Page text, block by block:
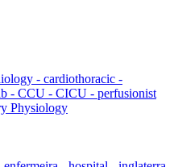
- cardiothoracic -
- CCU - CICU - perfusionist
Physiology